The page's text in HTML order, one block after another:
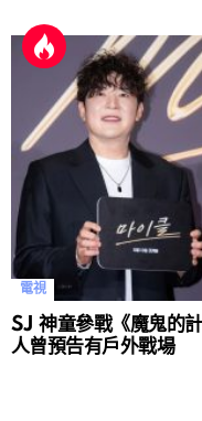
電視
SJ 神童參戰《魔鬼的
人曾預告有戶外戰場